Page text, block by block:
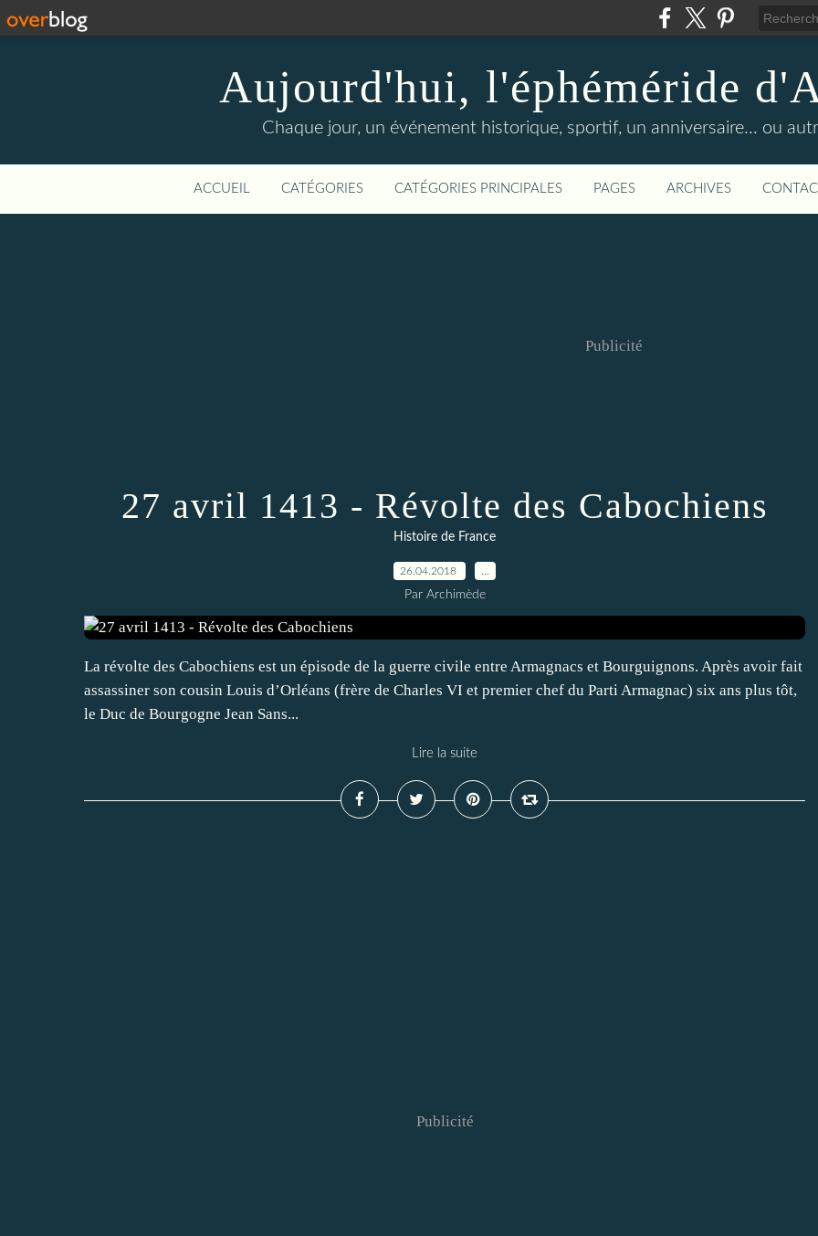
Aujourd'hui, l'éphéméride
Chaque jour, un événement historique, sportif, un anniversaire... ou
ACCUEIL CATÉGORIES CATÉGORIES PRINCIPALES PAGES ARCHIVES
Publicité
27 avril 1413 - Révolte des Cabochiens
Histoire de France
26.04.2018
Par Archimède
La révolte des Cabochiens est un épisode de la guerre civile entre Armagnacs et Bourguignons. Après avoir fait
assassiner son cousin Louis d’Orléans (frère de Charles VI et premier chef du Parti Armagnac) six ans plus tôt,
le Duc de Bourgogne Jean Sans...
Lire la suite
Publicité